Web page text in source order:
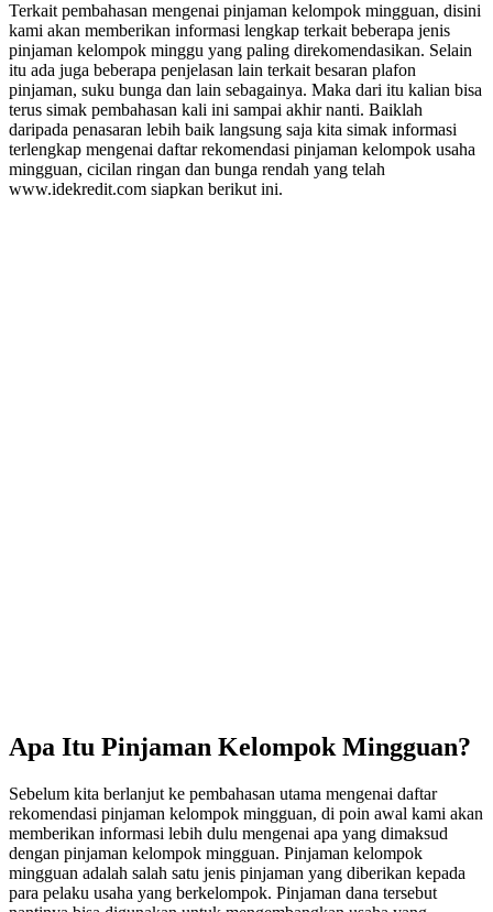
Terkait pembahasan mengenai pinjaman kelompok mingguan, disini
kami akan memberikan informasi lengkap terkait beberapa jenis
pinjaman kelompok minggu yang paling direkomendasikan. Selain
itu ada juga beberapa penjelasan lain terkait besaran plafon
pinjaman, suku bunga dan lain sebagainya. Maka dari itu kalian bisa
terus simak pembahasan kali ini sampai akhir nanti. Baiklah
daripada penasaran lebih baik langsung saja kita simak informasi
terlengkap mengenai daftar rekomendasi pinjaman kelompok usaha
mingguan, cicilan ringan dan bunga rendah yang telah
www.idekredit.com siapkan berikut ini.
Apa Itu Pinjaman Kelompok Mingguan?
Sebelum kita berlanjut ke pembahasan utama mengenai daftar
rekomendasi pinjaman kelompok mingguan, di poin awal kami akan
memberikan informasi lebih dulu mengenai apa yang dimaksud
dengan pinjaman kelompok mingguan. Pinjaman kelompok
mingguan adalah salah satu jenis pinjaman yang diberikan kepada
para pelaku usaha yang berkelompok. Pinjaman dana tersebut